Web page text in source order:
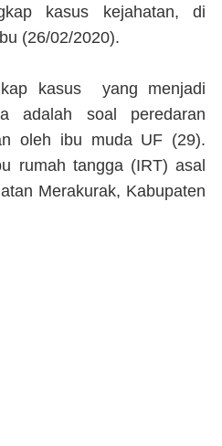
kasus kejahatan, di
(26/02/2020).
kasus yang menjadi
adalah soal peredaran
oleh ibu muda UF (29).
rumah tangga (IRT) asal
Merakurak, Kabupaten